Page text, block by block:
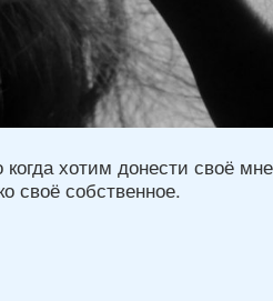
хотим донести своё
своё собственное.